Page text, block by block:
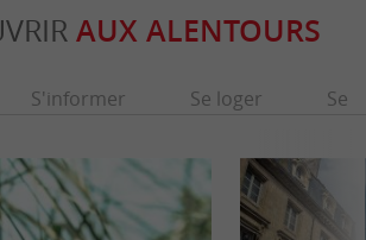
AUX ALENTOURS
S'informer Se loger Se